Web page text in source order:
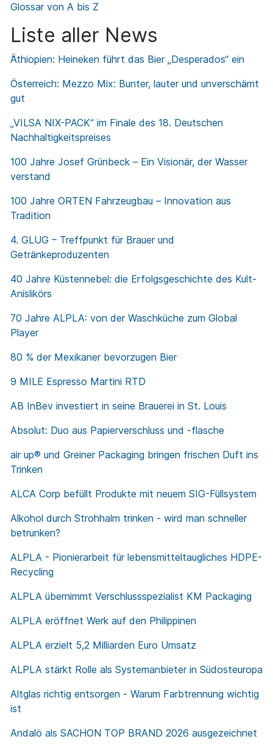
Glossar von A bis Z
Liste aller News
Äthiopien: Heineken führt das Bier „Desperados“ ein
Österreich: Mezzo Mix: Bunter, lauter und unverschämt
gut
„VILSA NIX-PACK“ im Finale des 18. Deutschen
Nachhaltigkeitspreises
100 Jahre Josef Grünbeck – Ein Visionär, der Wasser
verstand
100 Jahre ORTEN Fahrzeugbau – Innovation aus
Tradition
4. GLUG – Treffpunkt für Brauer und
Getränkeproduzenten
40 Jahre Küstennebel: die Erfolgsgeschichte des Kult-
Anislikörs
70 Jahre ALPLA: von der Waschküche zum Global
Player
80 % der Mexikaner bevorzugen Bier
9 MILE Espresso Martini RTD
AB InBev investiert in seine Brauerei in St. Louis
Absolut: Duo aus Papierverschluss und -flasche
air up® und Greiner Packaging bringen frischen Duft ins
Trinken
ALCA Corp befüllt Produkte mit neuem SIG-Füllsystem
Alkohol durch Strohhalm trinken - wird man schneller
betrunken?
ALPLA - Pionierarbeit für lebensmitteltaugliches HDPE-
Recycling
ALPLA übernimmt Verschlussspezialist KM Packaging
ALPLA eröffnet Werk auf den Philippinen
ALPLA erzielt 5,2 Milliarden Euro Umsatz
ALPLA stärkt Rolle als Systemanbieter in Südosteuropa
Altglas richtig entsorgen - Warum Farbtrennung wichtig
ist
Andalö als SACHON TOP BRAND 2026 ausgezeichnet